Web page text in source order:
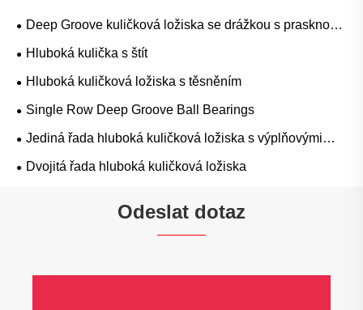
Deep Groove kuličková ložiska se drážkou s prasknou
prstenem
Hluboká kulička s štít
Hluboká kuličková ložiska s těsněním
Single Row Deep Groove Ball Bearings
Jediná řada hluboká kuličková ložiska s výplňovými
sloty
Dvojitá řada hluboká kuličková ložiska
Odeslat dotaz